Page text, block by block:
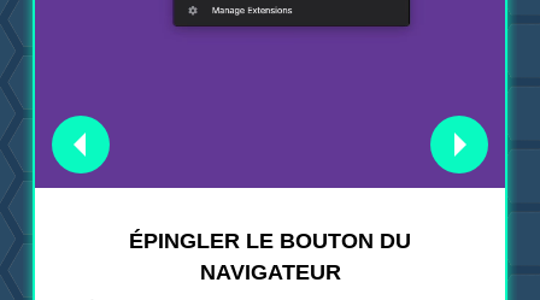
ÉPINGLER LE BOUTON DU
NAVIGATEUR